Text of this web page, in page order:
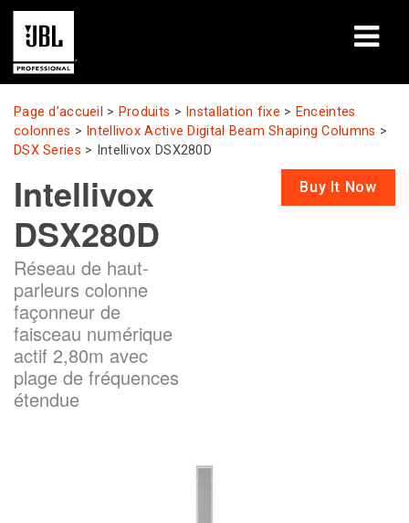
Produits
Études de cas
Sessions de formation en ligne
Formation
À propos de
Où acheter et se connecter
Support
Page d’accueil > Produits > Installation fixe > Enceintes
colonnes > Intellivox Active Digital Beam Shaping Columns >
DSX Series > Intellivox DSX280D
Intellivox
DSX280D
Réseau de haut-
parleurs colonne
façonneur de
faisceau numérique
actif 2,80m avec
plage de fréquences
étendue
Buy It Now